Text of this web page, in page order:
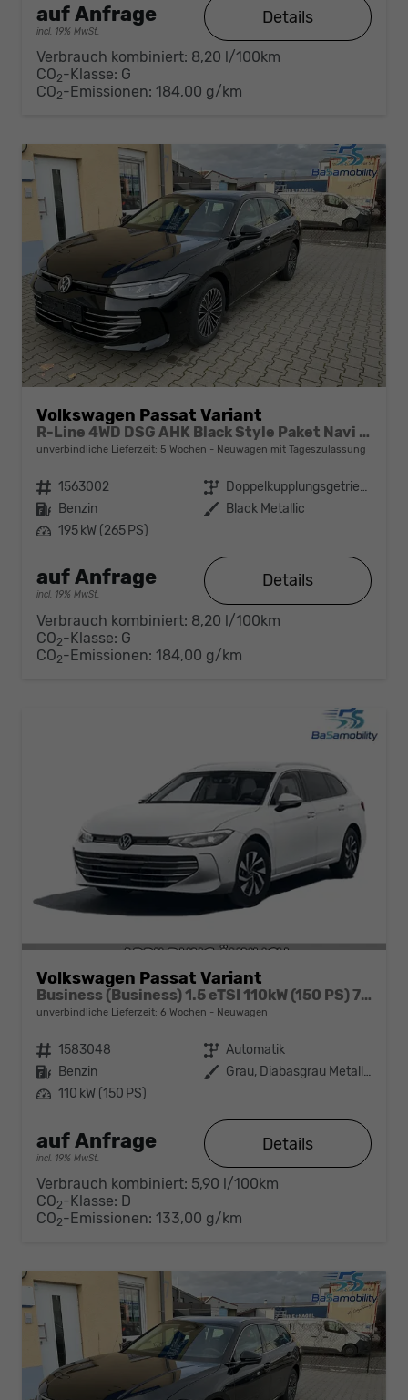
auf Anfrage
incl. 19% MwSt.
Details
Verbrauch kombiniert: 8,20 l/100km
CO2-Klasse: G
CO2-Emissionen: 184,00 g/km
Volkswagen Passat Variant
R-Line 4WD DSG AHK Black Style Paket Navi Head-UP Matrix-LED ACC
unverbindliche Lieferzeit: 5 Wochen Neuwagen mit Tageszulassung
Fahrzeugnr. 1563002 Getriebe
Doppelkupplungsgetriebe (DSG)
Kraftstoff Benzin Außenfarbe Black Metallic
Leistung 195 kW (265 PS)
auf Anfrage
incl. 19% MwSt.
Details
Verbrauch kombiniert: 8,20 l/100km
CO2-Klasse: G
CO2-Emissionen: 184,00 g/km
Volkswagen Passat Variant
Business (Business) 1.5 eTSI 110kW (150 PS) 7-Gang DSG
unverbindliche Lieferzeit: 6 Wochen Neuwagen
Fahrzeugnr. 1583048 Getriebe Automatik
Kraftstoff Benzin Außenfarbe
Grau, Diabasgrau Metallic (5X)
Leistung 110 kW (150 PS)
auf Anfrage
incl. 19% MwSt.
Details
Verbrauch kombiniert: 5,90 l/100km
CO2-Klasse: D
CO2-Emissionen: 133,00 g/km